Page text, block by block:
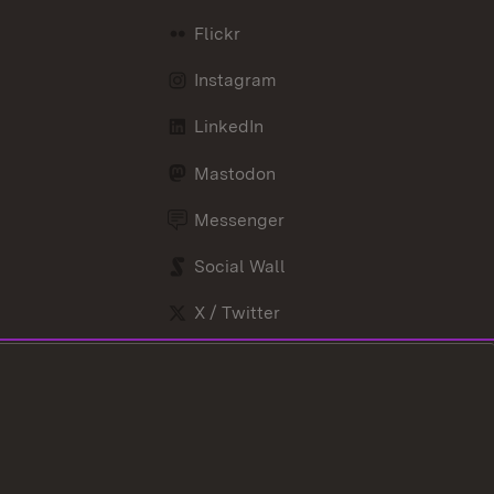
Flickr
Instagram
LinkedIn
Mastodon
Messenger
Social Wall
X / Twitter